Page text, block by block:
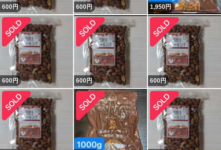
600円 600円 1,950円
600円 600円 600円